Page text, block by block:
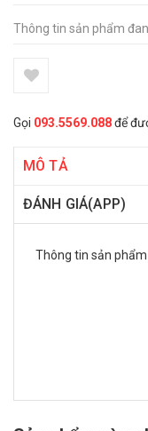
Thông tin sản phẩm
Gọi 093.5569.088để
MÔ TẢ
ĐÁNH GIÁ(APP)
Thông tin sản